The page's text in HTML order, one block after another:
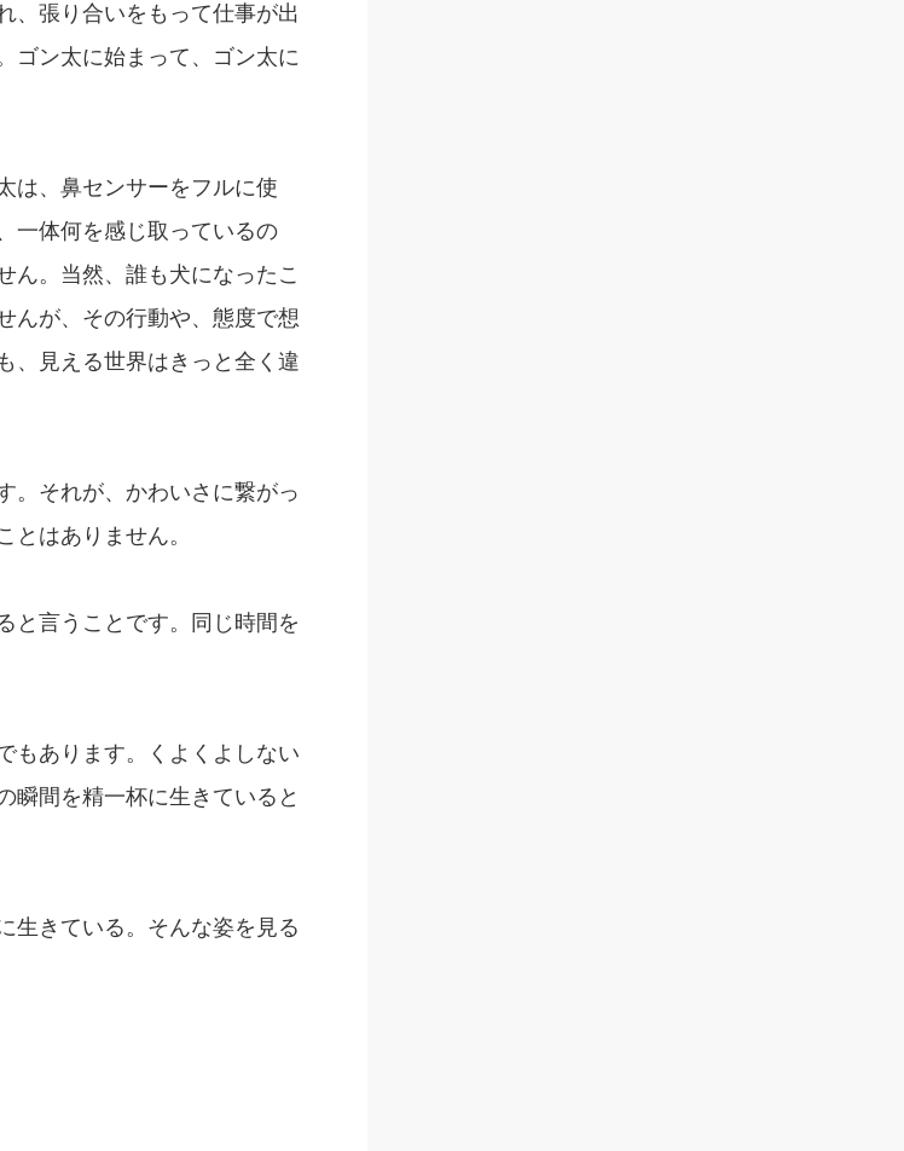
、張り合いをもって仕事が出
ゴン太に始まって、ゴン太に
は、鼻センサーをフルに使
一体何を感じ取っているの
ん。当然、誰も犬になったこ
んが、その行動や、態度で想
、見える世界はきっと全く違
。それが、かわいさに繋がっ
はありません。
と言うことです。同じ時間を
もあります。くよくよしない
瞬間を精一杯に生きていると
生きている。そんな姿を見る